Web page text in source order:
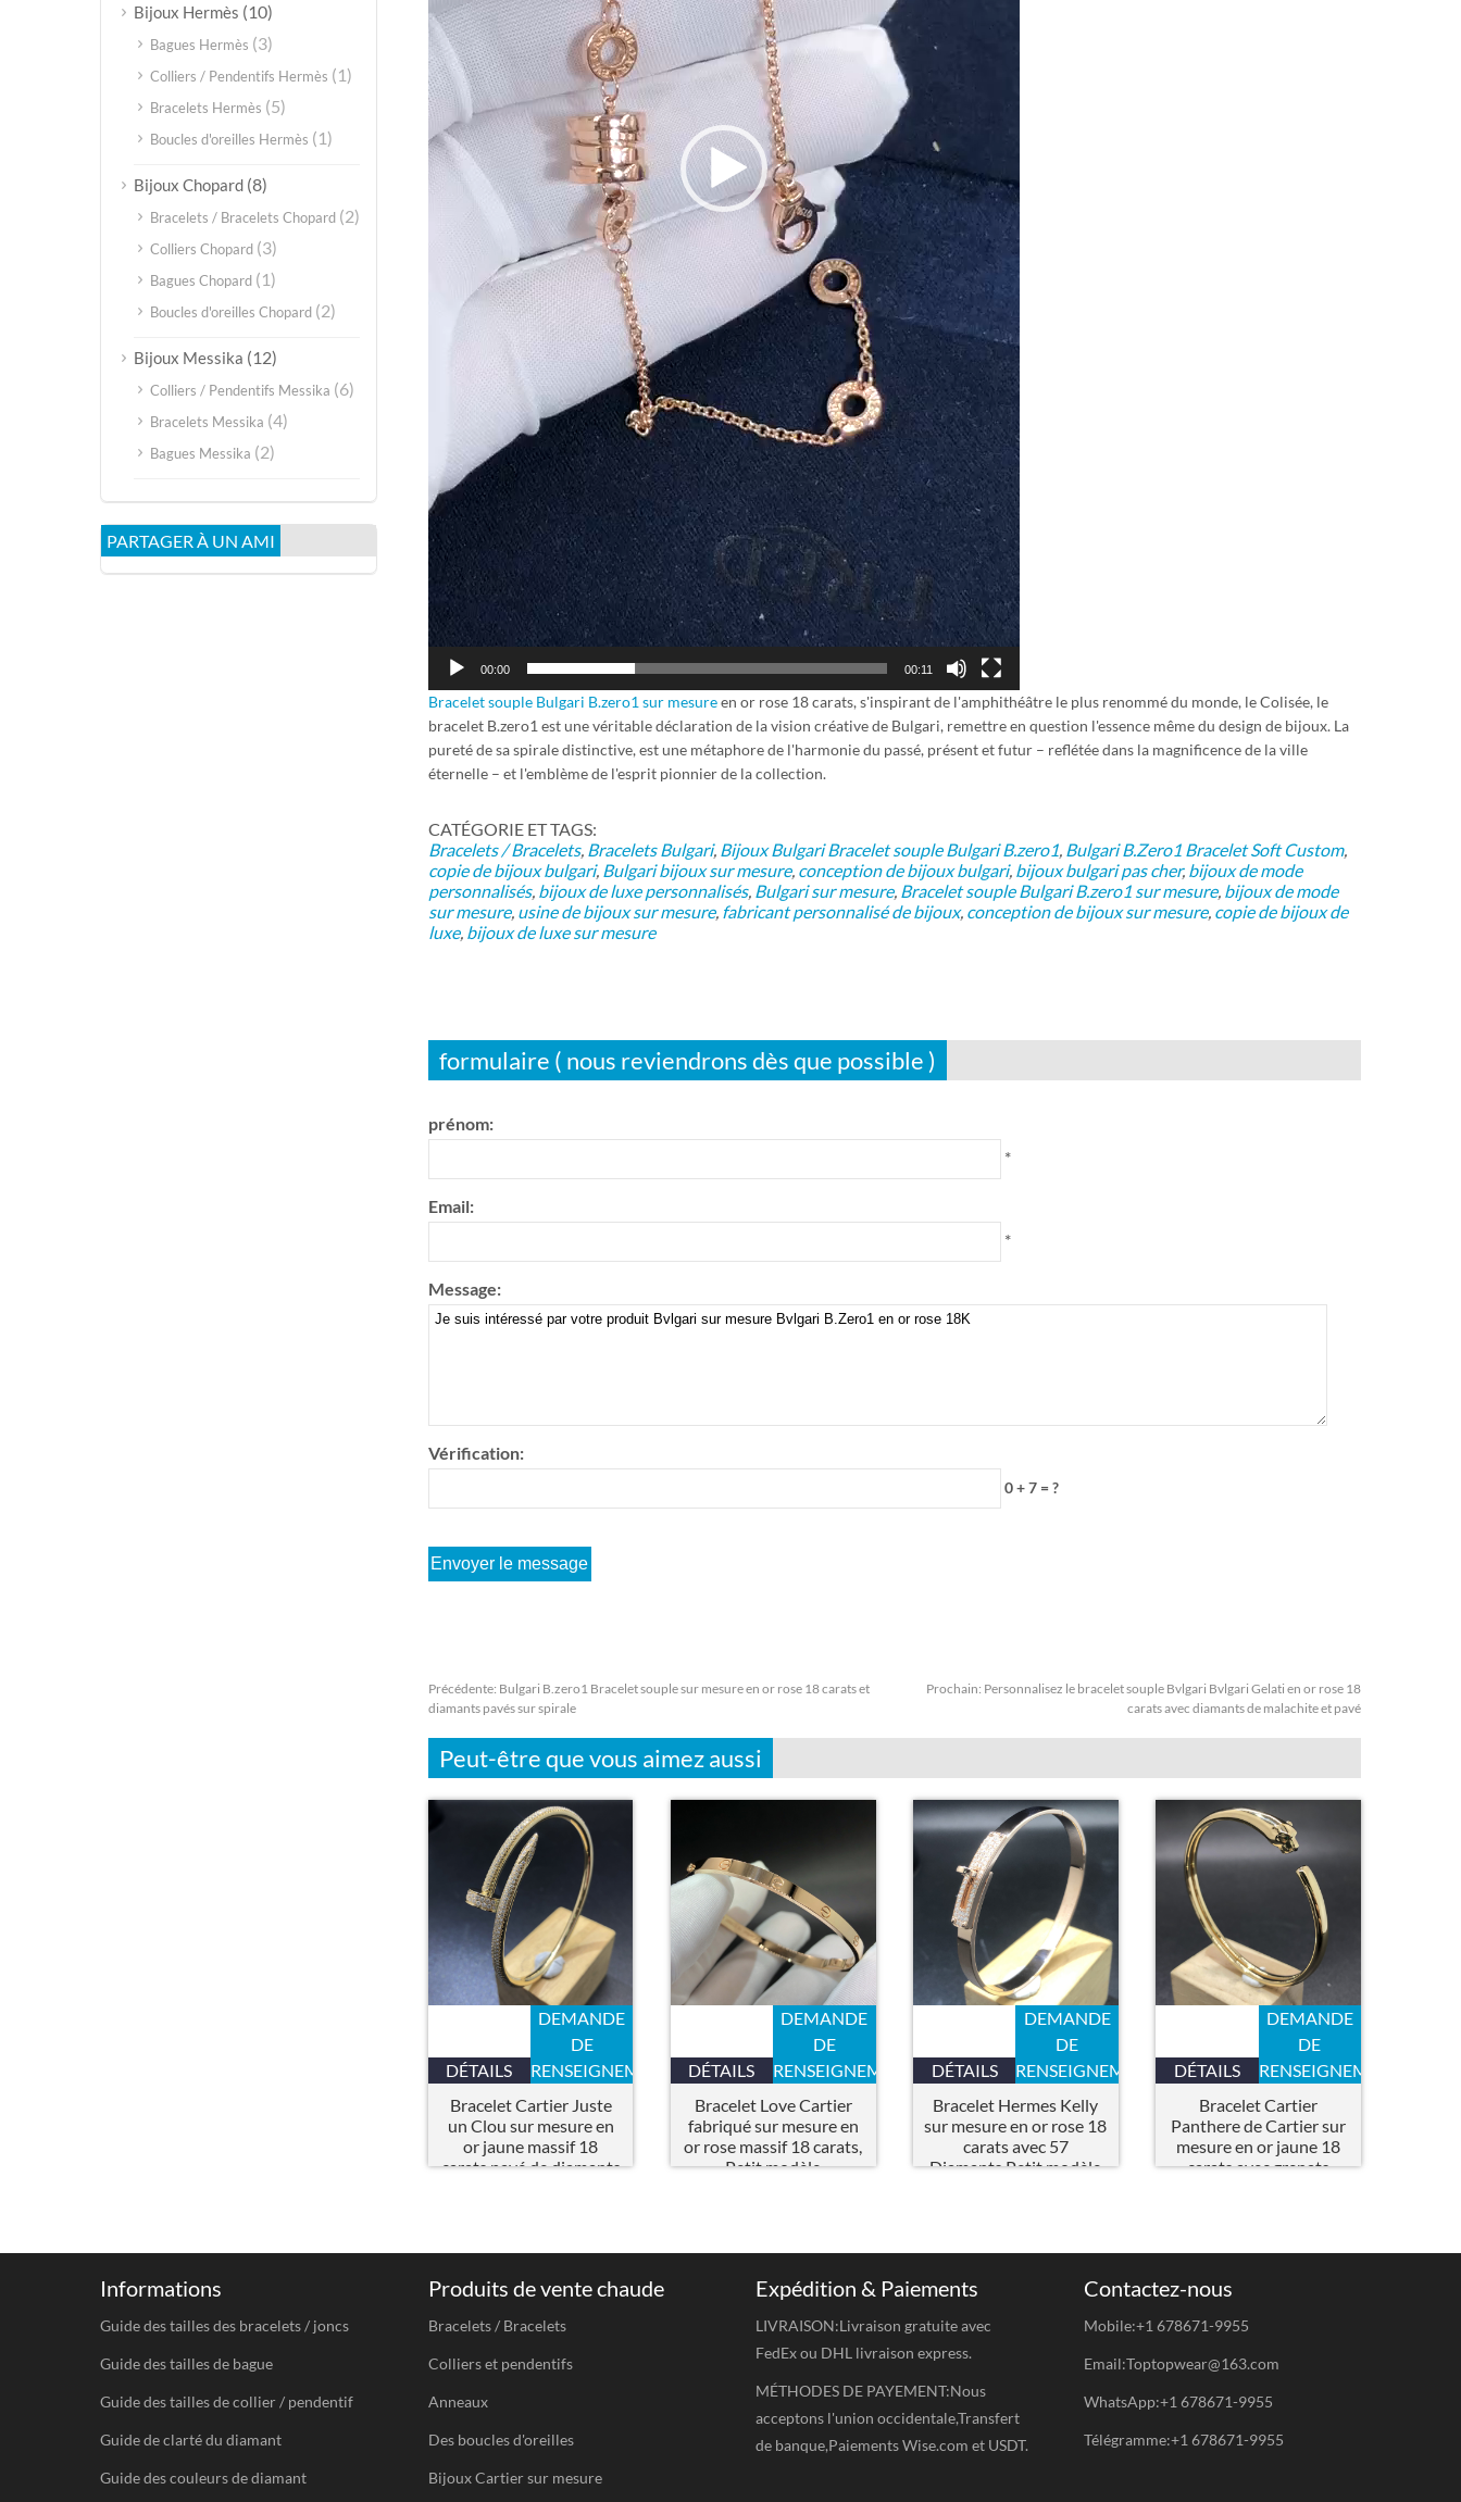
00:00 00:11
Bracelet souple Bulgari B.zero1 sur mesureen or rose 18 carats, s'inspirant de l'amphithéâtre le plus renommé du monde, le Colisée, le
bracelet B.zero1 est une véritable déclaration de la vision créative de Bulgari, remettre en question l'essence même du design de bijoux. La
pureté de sa spirale distinctive, est une métaphore de l'harmonie du passé, présent et futur – reflétée dans la magnificence de la ville
éternelle – et l'emblème de l'esprit pionnier de la collection.
CATÉGORIE ET ​​TAGS:
Bracelets / Bracelets, Bracelets Bulgari, Bijoux Bulgari Bracelet souple Bulgari B.zero1, Bulgari B.Zero1 Bracelet Soft Custom,
copie de bijoux bulgari, Bulgari bijoux sur mesure, conception de bijoux bulgari, bijoux bulgari pas cher, bijoux de mode
personnalisés, bijoux de luxe personnalisés, Bulgari sur mesure, Bracelet souple Bulgari B.zero1 sur mesure, bijoux de mode
sur mesure, usine de bijoux sur mesure, fabricant personnalisé de bijoux, conception de bijoux sur mesure, copie de bijoux de
luxe, bijoux de luxe sur mesure
formulaire ( nous reviendrons dès que possible )
prénom:
*
Email:
*
Message:
Vérification:
0 + 7 = ?
Précédente: Bulgari B.zero1 Bracelet souple sur mesure en or rose 18 carats et
diamants pavés sur spirale
Prochain: Personnalisez le bracelet souple Bvlgari Bvlgari Gelati en or rose 18
carats avec diamants de malachite et pavé
Peut-être que vous aimez aussi
DÉTAILS
DEMANDE
DE
RENSEIGNEMENTS
Bracelet Cartier Juste
un Clou sur mesure en
or jaune massif 18
carats pavé de diamants
DÉTAILS
DEMANDE
DE
RENSEIGNEMENTS
Bracelet Love Cartier
fabriqué sur mesure en
or rose massif 18 carats,
Petit modèle
DÉTAILS
DEMANDE
DE
RENSEIGNEMENTS
Bracelet Hermes Kelly
sur mesure en or rose 18
carats avec 57
Diamants,Petit modèle
DÉTAILS
DEMANDE
DE
RENSEIGNEMENTS
Bracelet Cartier
Panthere de Cartier sur
mesure en or jaune 18
carats avec grenats
Bijoux Hermès (10)
Bagues Hermès (3)
Colliers / Pendentifs Hermès (1)
Bracelets Hermès (5)
Boucles d'oreilles Hermès (1)
Bijoux Chopard (8)
Bracelets / Bracelets Chopard (2)
Colliers Chopard (3)
Bagues Chopard (1)
Boucles d'oreilles Chopard (2)
Bijoux Messika (12)
Colliers / Pendentifs Messika (6)
Bracelets Messika (4)
Bagues Messika (2)
PARTAGER À UN AMI
Informations
Guide des tailles des bracelets / joncs
Guide des tailles de bague
Guide des tailles de collier / pendentif
Guide de clarté du diamant
Guide des couleurs de diamant
Produits de vente chaude
Bracelets / Bracelets
Colliers et pendentifs
Anneaux
Des boucles d'oreilles
Bijoux Cartier sur mesure
Expédition & Paiements
LIVRAISON:Livraison gratuite avec
FedEx ou DHL livraison express.
MÉTHODES DE PAYEMENT:Nous
acceptons l'union occidentale,Transfert
de banque,Paiements Wise.com et USDT.
Contactez-nous
Mobile:+1 678671-9955
Email:Toptopwear@163.com
WhatsApp:+1 678671-9955
Télégramme:+1 678671-9955